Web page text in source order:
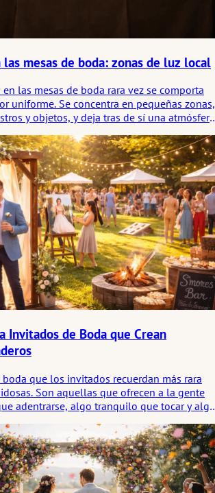
mesas de boda: zonas de luz local
las mesas de boda rara vez se comporta
uniforme. Se concentra en pequeñas zonas,
y objetos, y deja tras de sí una atmósfera
Invitados de Boda que Crean
que los invitados recuerdan más rara
Son aquellas que ofrecen a la gente
adentrarse, algo tranquilo que tocar y algo
de boda tienden a perdurar en la
y por qué a menudo dejan una huella más
más espectacular.